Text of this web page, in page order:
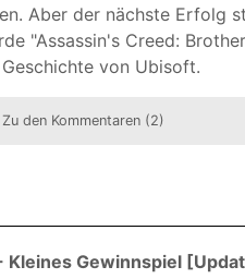
Aber der nächste Erfolg
"Assassin's Creed:
von Ubisoft.
Zu den Kommentaren (2)
Gewinnspiel